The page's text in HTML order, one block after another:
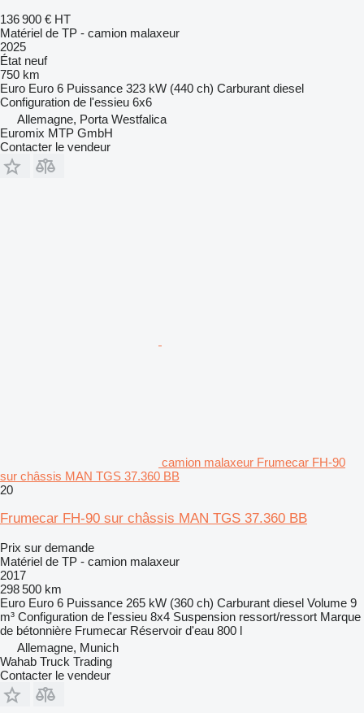
136 900 € HT
Matériel de TP - camion malaxeur
2025
État neuf
750 km
Euro Euro 6 Puissance 323 kW (440 ch) Carburant diesel
Configuration de l'essieu 6x6
Allemagne, Porta Westfalica
Euromix MTP GmbH
Contacter le vendeur
camion malaxeur Frumecar FH-90
sur châssis MAN TGS 37.360 BB
20
Frumecar FH-90 sur châssis MAN TGS 37.360 BB
Prix sur demande
Matériel de TP - camion malaxeur
2017
298 500 km
Euro Euro 6 Puissance 265 kW (360 ch) Carburant diesel Volume 9
m³ Configuration de l'essieu 8x4 Suspension ressort/ressort Marque
de bétonnière Frumecar Réservoir d'eau 800 l
Allemagne, Munich
Wahab Truck Trading
Contacter le vendeur